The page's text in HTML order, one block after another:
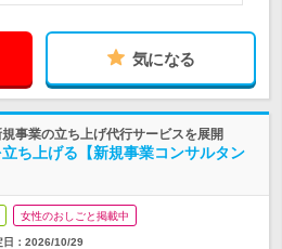
気になる
事業の立ち上げ代行サービスを展開
ち上げる【新規事業コンサルタン
女性のおしごと掲載中
： 2026/10/29